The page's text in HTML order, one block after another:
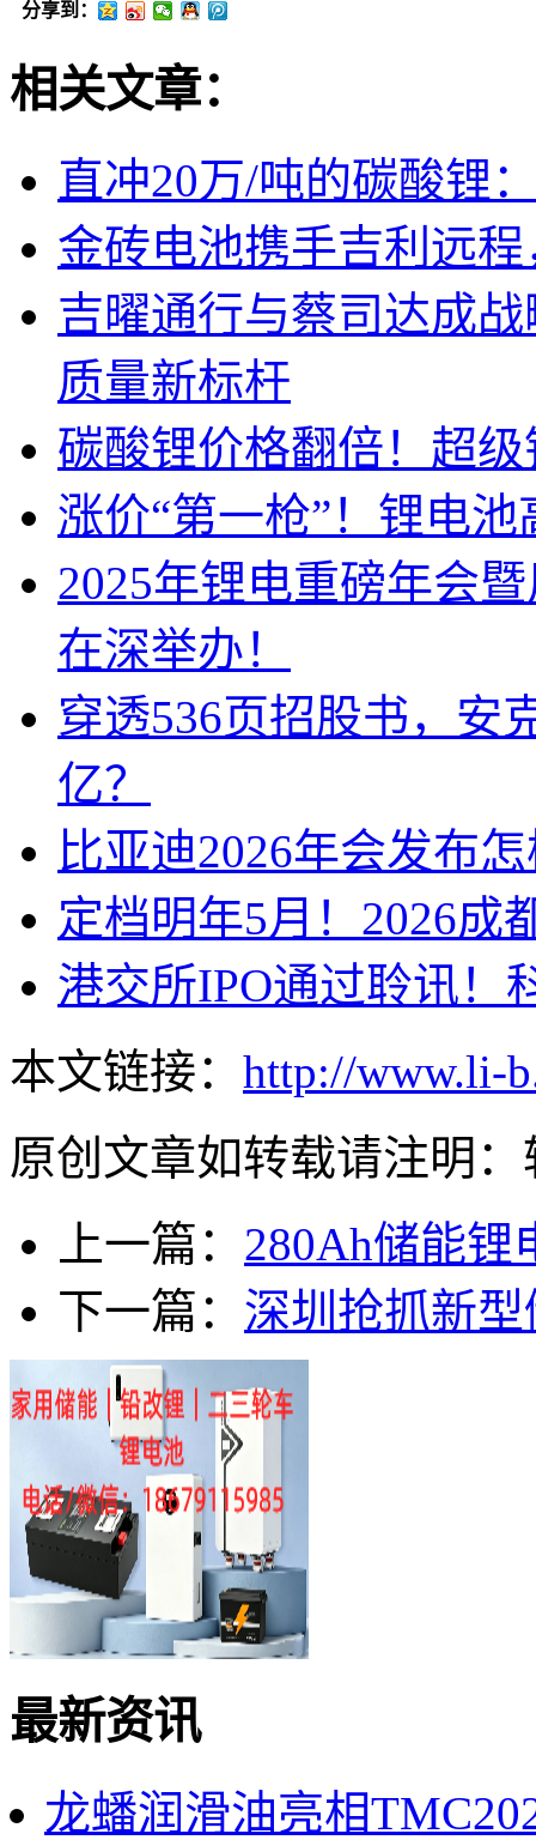
分享到：
相关文章：
直冲20万/吨的碳酸锂
金砖电池携手吉利远
吉曜通行与蔡司达成
质量新标杆
碳酸锂价格翻倍！超
涨价“第一枪”！锂电
2025年锂电重磅年会
在深举办！
穿透536页招股书，安
亿？
比亚迪2026年会发布
定档明年5月！2026成
港交所IPO通过聆讯！
本文链接： http://www.li-
原创文章如转载请注明：
上一篇： 280Ah储能锂
下一篇： 深圳抢抓新
最新资讯
龙蟠润滑油亮相